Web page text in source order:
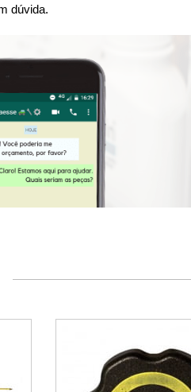
dúvida.